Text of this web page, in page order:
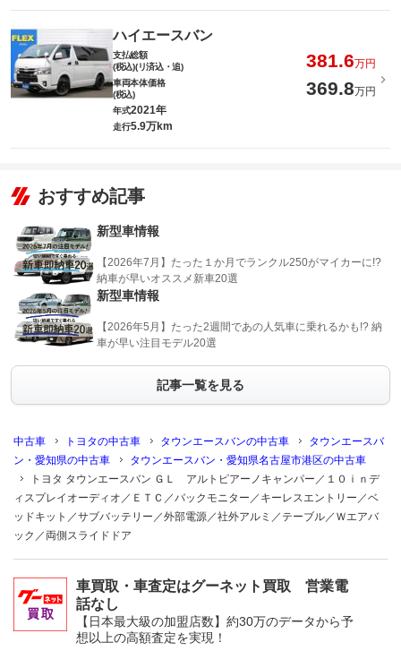
ハイエースバン
支払総額
(税込)(リ済込・追)
381.6万円
車両本体価格
(税込)
369.8万円
年式2021年
走行5.9万km
おすすめ記事
新型車情報
【2026年7月】たった１か月でランクル250がマイカーに!?
納車が早いオススメ新車20選
新型車情報
【2026年5月】たった2週間であの人気車に乗れるかも!? 納
車が早い注目モデル20選
記事一覧を見る
中古車 トヨタの中古車 タウンエースバンの中古車
タウンエースバ
ン・愛知県の中古車
タウンエースバン・愛知県名古屋市港区の中古車
トヨタ タウンエースバン ＧＬ アルトピアーノキャンパー／１０ｉｎデ
ィスプレイオーディオ／ＥＴＣ／バックモニター／キーレスエントリー／ベ
ッドキット／サブバッテリー／外部電源／社外アルミ／テーブル／Ｗエアバ
ック／両側スライドドア
車買取・車査定はグーネット買取 営業電
話なし
【日本最大級の加盟店数】約30万のデータから予
想以上の高額査定を実現！